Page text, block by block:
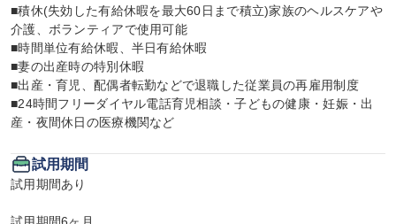
■積休(失効した有給休暇を最大60日まで積立)家族のヘルスケアや
介護、ボランティアで使用可能
■時間単位有給休暇、半日有給休暇
■妻の出産時の特別休暇
■出産・育児、配偶者転勤などで退職した従業員の再雇用制度
■24時間フリーダイヤル電話育児相談・子どもの健康・妊娠・出
産・夜間休日の医療機関など
試用期間
試用期間あり